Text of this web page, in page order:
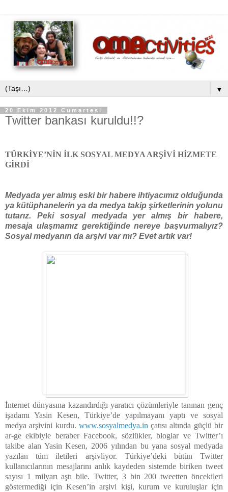
▼
20 Ekim 2012 Cumartesi
Twitter bankası kuruldu!!?
TÜRKİYE’NİN İLK SOSYAL MEDYA ARŞİVİ HİZMETE
GİRDİ
Medyada yer almış eski bir habere ihtiyacımız olduğunda
ya kütüphanelerin ya da medya takip şirketlerinin yolunu
tutarız. Peki sosyal medyada yer almış bir habere,
mesaja ulaşmamız gerektiğinde nereye başvurmalıyız?
Sosyal medyanın da arşivi var mı? Evet artık var!
İnternet dünyasına kazandırdığı yaratıcı çözümleriyle tanınan genç
işadamı Yasin Kesen, Türkiye’de yapılmayanı yaptı ve sosyal
medya arşivini kurdu. www.sosyalmedya.in çatısı altında güçlü bir
ar-ge ekibiyle beraber Facebook, sözlükler, bloglar ve Twitter’ı
takibe alan Yasin Kesen, 2006 yılından bu yana sosyal medyada
yazılan tüm iletileri arşivliyor. Türkiye’deki bütün Twitter
kullanıcılarının mesajlarını anlık kaydeden sistemde biriken tweet
sayısı 1 milyarı aştı bile. Twitter, 3 bin 200 tweetten öncekileri
göstermediği için Kesen’in arşivi kişi, kurum ve kuruluşlar için